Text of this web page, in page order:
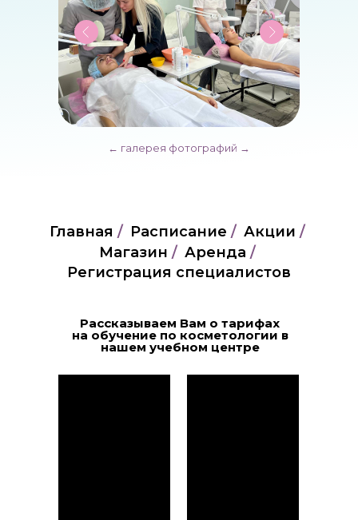
← галерея фотографий →
Главная / Расписание / Акции /
Магазин / Аренда /
Регистрация специалистов
Рассказываем Вам о тарифах
на обучение по косметологии в
нашем учебном центре